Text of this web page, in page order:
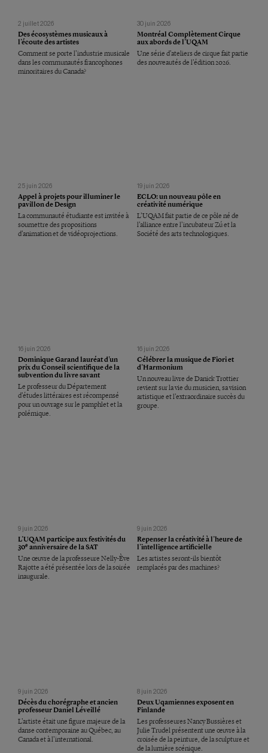
2 juillet 2026
Des écosystèmes musicaux à
l’écoute des artistes
Comment se porte l’industrie musicale
dans les communautés francophones
minoritaires du Canada?
30 juin 2026
Montréal Complètement Cirque
aux abords de l’UQAM
Une série d’ateliers de cirque fait partie
des nouveautés de l’édition 2026.
25 juin 2026
Appel à projets pour illuminer le
pavillon de Design
La communauté étudiante est invitée à
soumettre des propositions
d’animation et de vidéoprojections.
19 juin 2026
ECLO: un nouveau pôle en
créativité numérique
L’UQAM fait partie de ce pôle né de
l’alliance entre l’incubateur Zú et la
Société des arts technologiques.
16 juin 2026
Dominique Garand lauréat d’un
prix du Conseil scientifique de la
subvention du livre savant
Le professeur du Département
d’études littéraires est récompensé
pour un ouvrage sur le pamphlet et la
polémique.
16 juin 2026
Célébrer la musique de Fiori et
d’Harmonium
Un nouveau livre de Danick Trottier
revient sur la vie du musicien, sa vision
artistique et l’extraordinaire succès du
groupe.
9 juin 2026
L’UQAM participe aux festivités du
30e anniversaire de la SAT
Une œuvre de la professeure Nelly-Ève
Rajotte a été présentée lors de la soirée
inaugurale.
9 juin 2026
Repenser la créativité à l’heure de
l’intelligence artificielle
Les artistes seront-ils bientôt
remplacés par des machines?
9 juin 2026
Décès du chorégraphe et ancien
professeur Daniel Léveillé
L’artiste était une figure majeure de la
danse contemporaine au Québec, au
Canada et à l’international.
8 juin 2026
Deux Uqamiennes exposent en
Finlande
Les professeures Nancy Bussières et
Julie Trudel présentent une œuvre à la
croisée de la peinture, de la sculpture et
de la lumière scénique.